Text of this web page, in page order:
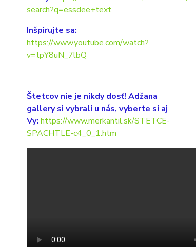
search?q=essdee+text
Inšpirujte sa:
https://www.youtube.com/watch?
v=tpY8uN_7lbQ
Štetcov nie je nikdy dosť! Adžana
gallery si vybrali u nás, vyberte si aj
Vy: https://www.merkantil.sk/STETCE-
SPACHTLE-c4_0_1.htm